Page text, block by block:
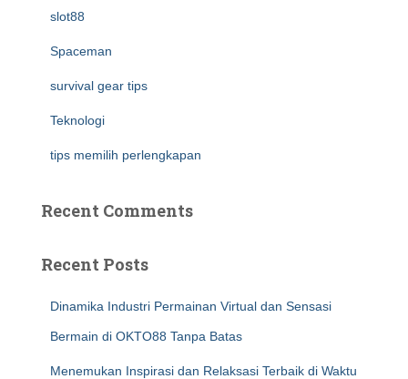
slot88
Spaceman
survival gear tips
Teknologi
tips memilih perlengkapan
Recent Comments
Recent Posts
Dinamika Industri Permainan Virtual dan Sensasi
Bermain di OKTO88 Tanpa Batas
Menemukan Inspirasi dan Relaksasi Terbaik di Waktu